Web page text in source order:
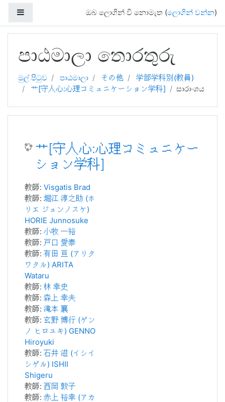
ඔබ ලොගින් වී නොමැත (ලොගින් වන්න)
පාඨමාලා තොරතුරු
මුල් පිටුව පාඨමාලා その他
学部学科別(教員)
艹[守人心:心理コミュニケーション学科]
සාරාංශය
艹[守人心:心理コミュニケー
ション学科]
教師: Visgatis Brad
教師: 堀江 淳之助 (ホ
リエ ジュンノスケ)
HORIE Junnosuke
教師: 小牧 一裕
教師: 戸口 愛泰
教師: 有田 亘 (アリタ
ワタル) ARITA
Wataru
教師: 林 幸史
教師: 森上 幸夫
教師: 滝本 襄
教師: 玄野 博行 (ゲン
ノ ヒロユキ) GENNO
Hiroyuki
教師: 石井 滋 (イシイ
シゲル) ISHII
Shigeru
教師: 西岡 敦子
教師: 赤上 裕幸 (アカ